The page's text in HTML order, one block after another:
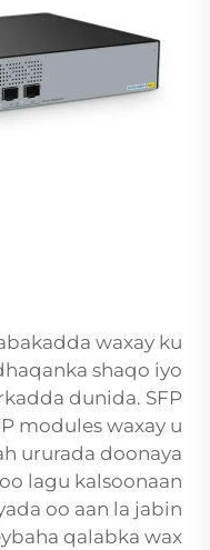
waxay ku
shaqo iyo
dunida. SFP
moduleswaxay u
ururada doonaya
lagu kalsoonaan
oo aan la jabin
qalabka wax